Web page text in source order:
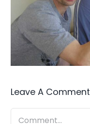
Leave A Comment
Comment